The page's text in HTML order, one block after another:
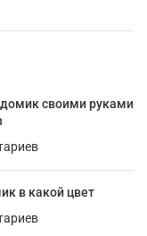
своими руками
в какой цвет